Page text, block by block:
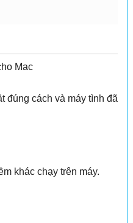
Mac
đúng cách và máy tình đã
khác chạy trên máy.